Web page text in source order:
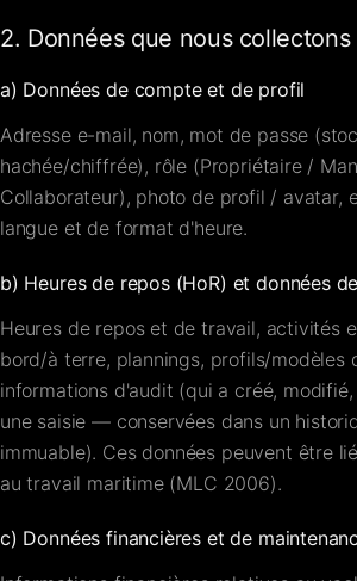
2. Données que nous collectons
a) Données de compte et de profil
Adresse e-mail, nom, mot de passe
hachée/chiffrée), rôle (Propriétaire /
Collaborateur), photo de profil / avatar,
langue et de format d'heure.
b) Heures de repos (HoR) et données
Heures de repos et de travail, activités
bord/à terre, plannings, profils/modèles
informations d'audit (qui a créé,
une saisie — conservées dans un
immuable). Ces données peuvent être
au travail maritime (MLC 2006).
c) Données financières et de